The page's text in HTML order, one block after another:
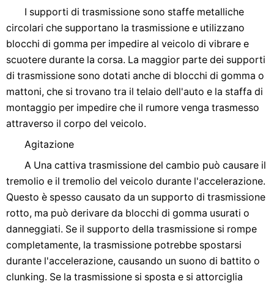
I supporti di trasmissione sono staffe metalliche
circolari che supportano la trasmissione e utilizzano
blocchi di gomma per impedire al veicolo di vibrare e
scuotere durante la corsa. La maggior parte dei supporti
di trasmissione sono dotati anche di blocchi di gomma o
mattoni, che si trovano tra il telaio dell'auto e la staffa di
montaggio per impedire che il rumore venga trasmesso
attraverso il corpo del veicolo.
Agitazione
A Una cattiva trasmissione del cambio può causare il
tremolio e il tremolio del veicolo durante l'accelerazione.
Questo è spesso causato da un supporto di trasmissione
rotto, ma può derivare da blocchi di gomma usurati o
danneggiati. Se il supporto della trasmissione si rompe
completamente, la trasmissione potrebbe spostarsi
durante l'accelerazione, causando un suono di battito o
clunking. Se la trasmissione si sposta e si attorciglia